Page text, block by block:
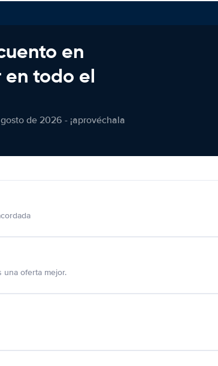
en
todo el
de 2026 - ¡aprovéchala
una oferta mejor.